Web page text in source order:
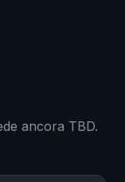
✧
ancora TBD.